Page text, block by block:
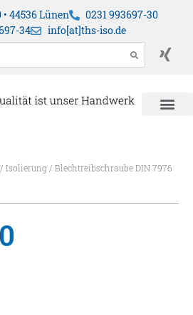
44536 Lünen
0231 993697-30
34
info[at]ths-iso.de
/ Isolierung/ Blechtreibschraube DIN 7976